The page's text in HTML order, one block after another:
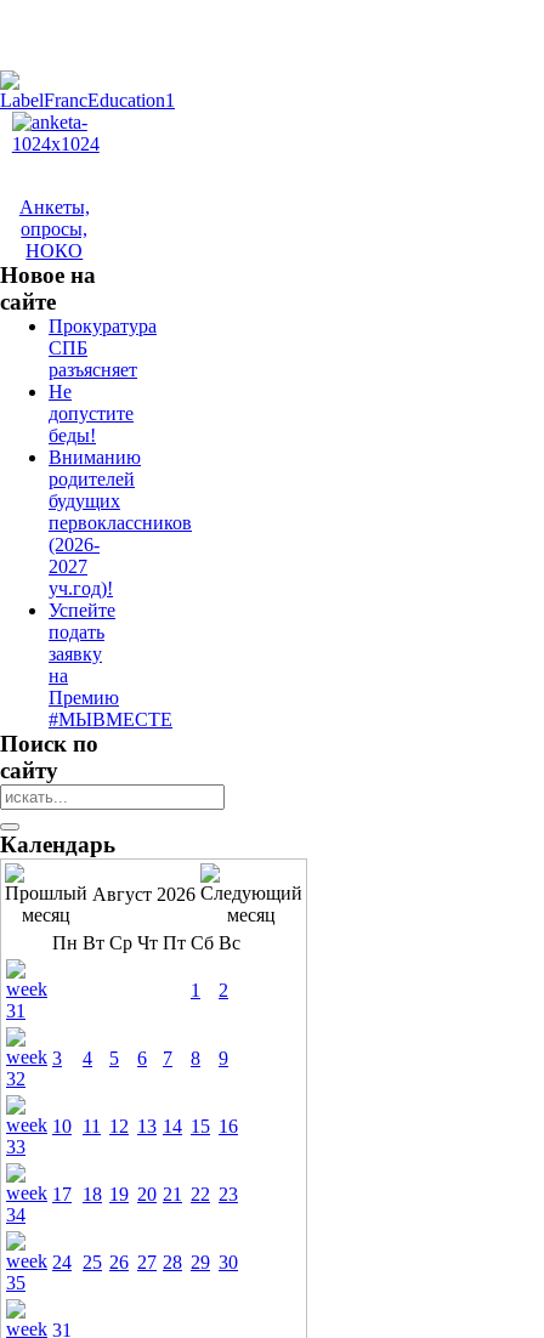
Анкеты,
опросы,
НОКО
Новое на
сайте
Прокуратура
СПБ
разъясняет
Не
допустите
беды!
Вниманию
родителей
будущих
первоклассников
(2026-
2027
уч.год)!
Успейте
подать
заявку
на
Премию
#МЫВМЕСТЕ
Поиск по
сайту
Календарь
Август 2026
Пн Вт Ср Чт Пт Сб Вс
1 2
3 4 5 6 7 8 9
10 11 12 13 14 15 16
17 18 19 20 21 22 23
24 25 26 27 28 29 30
31